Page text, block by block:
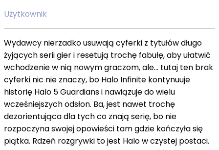
Użytkownik
Wydawcy nierzadko usuwają cyferki z tytułów długo
żyjących serii gier i resetują trochę fabułę, aby ułatwić
wchodzenie w nią nowym graczom, ale… tutaj ten brak
cyferki nic nie znaczy, bo Halo Infinite kontynuuje
historię Halo 5 Guardians i nawiązuje do wielu
wcześniejszych odsłon. Ba, jest nawet trochę
dezorientująca dla tych co znają serię, bo nie
rozpoczyna swojej opowieści tam gdzie kończyła się
piątka. Rdzeń rozgrywki to jest Halo w czystej postaci.